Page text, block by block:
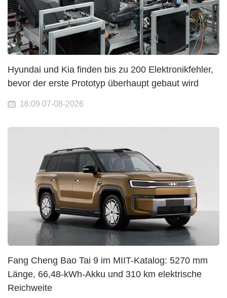
Hyundai und Kia finden bis zu 200 Elektronikfehler,
bevor der erste Prototyp überhaupt gebaut wird
16:09 07-08-2026
Fang Cheng Bao Tai 9 im MIIT-Katalog: 5270 mm
Länge, 66,48-kWh-Akku und 310 km elektrische
Reichweite